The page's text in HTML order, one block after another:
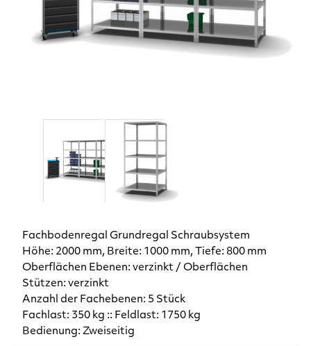
Fachbodenregal Grundregal Schraubsystem
Höhe: 2000 mm, Breite: 1000 mm, Tiefe: 800 mm
Oberflächen Ebenen: verzinkt / Oberflächen
Stützen: verzinkt
Anzahl der Fachebenen: 5 Stück
Fachlast: 350 kg :: Feldlast: 1750 kg
Bedienung: Zweiseitig